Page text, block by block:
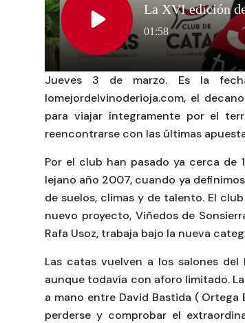
Jueves 3 de marzo. Es la
lomejordelvinoderioja.com, el
para viajar íntegramente por el
reencontrarse con las últimas
Por el club han pasado ya cerca de
lejano año 2007, cuando ya
de suelos, climas y de talento. El
nuevo proyecto, Viñedos de
Rafa Usoz, trabaja bajo la nueva
Las catas vuelven a los salones
aunque todavía con aforo limitado.
a mano entre David Bastida ( Ortega
perderse y comprobar el